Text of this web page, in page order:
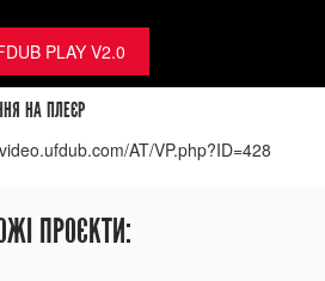
PLAY V2.0
НА ПЛЕЄР
ПРОЄКТИ: